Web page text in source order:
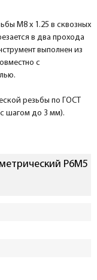
М8 x 1.25 в сквозных
в два прохода
выполнен из
с
резьбы по ГОСТ
шагом до 3 мм).
Р6М5